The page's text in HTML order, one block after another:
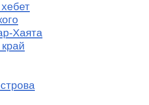
Хаята